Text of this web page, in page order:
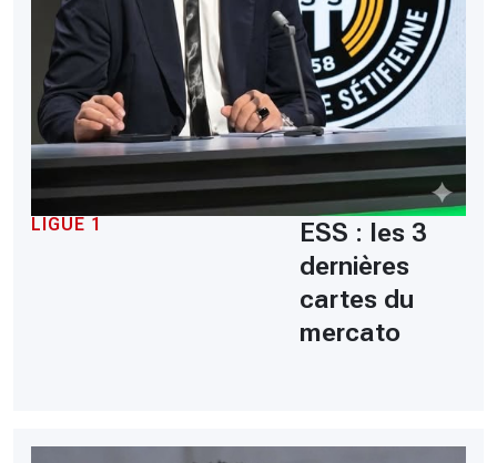
LIGUE 1
ESS : les 3
dernières
cartes du
mercato